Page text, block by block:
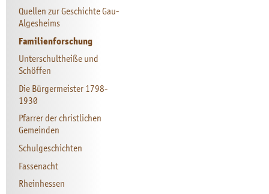
Quellen zur Geschichte Gau-
Algesheims
Familienforschung
Unterschultheiße und
Schöffen
Die Bürgermeister 1798-
1930
Pfarrer der christlichen
Gemeinden
Schulgeschichten
Fassenacht
Rheinhessen